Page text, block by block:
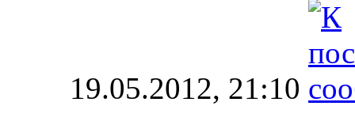
19.05.2012, 21:10